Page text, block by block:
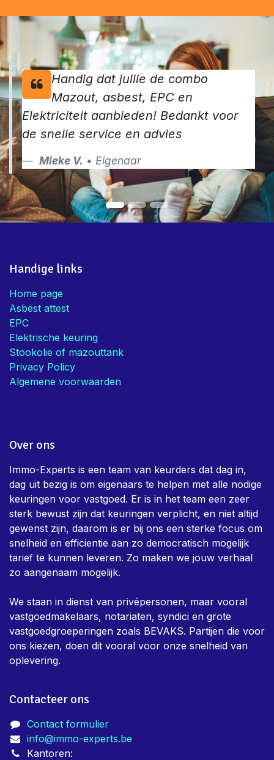
Handig dat jullie de combo
Mazout, asbest, EPC en
Elektriciteit aanbieden! Bedankt voor
de snelle service en advies
Mieke V. • Eigenaar
Handige links
Home page
Asbest attest
EPC
Elektrische keuring
Stookolie of mazouttank
Privacy Policy
Algemene voorwaarden
Over ons
Immo-Experts is een team van keurders dat dag in,
dag uit bezig is om eigenaars te helpen met alle nodige
keuringen voor vastgoed. Er is in het team een zeer
sterk bewust zijn dat keuringen verplicht, en niet altijd
gewenst zijn, daarom is er bij ons een sterke focus om
snelheid en efficientie aan zo democratisch mogelijk
tarief te kunnen leveren. Zo maken we jouw verhaal
zo aangenaam mogelijk.
We staan in dienst van privépersonen, maar vooral
vastgoedmakelaars, notariaten, syndici en grote
vastgoedgroeperingen zoals BEVAKS. Partijen die voor
ons kiezen, doen dit vooral voor onze snelheid van
oplevering.
Contacteer ons
Contact formulier
info@immo-experts.be
Kantoren: